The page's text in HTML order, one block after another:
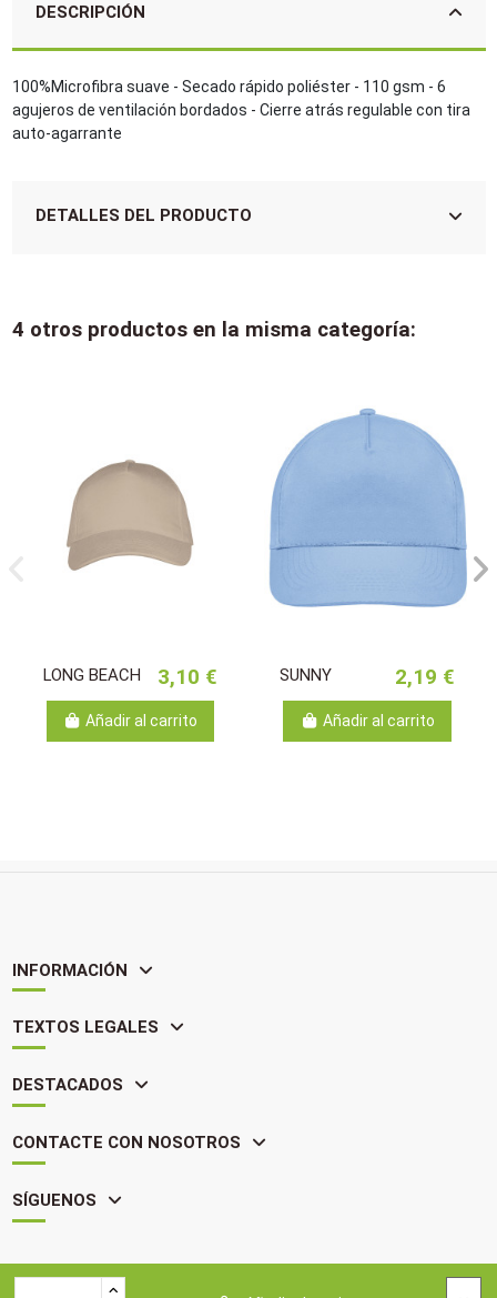
DESCRIPCIÓN
100%Microfibra suave - Secado rápido poliéster - 110 gsm - 6
agujeros de ventilación bordados - Cierre atrás regulable con tira
auto-agarrante
DETALLES DEL PRODUCTO
4 otros productos en la misma categoría:
LONG BEACH 3,10 €
Añadir al carrito
SUNNY 2,19 €
Añadir al carrito
INFORMACIÓN
TEXTOS LEGALES
DESTACADOS
CONTACTE CON NOSOTROS
SÍGUENOS